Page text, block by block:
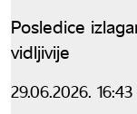
Posledice
vidljivije
29.06.2026. 16:43